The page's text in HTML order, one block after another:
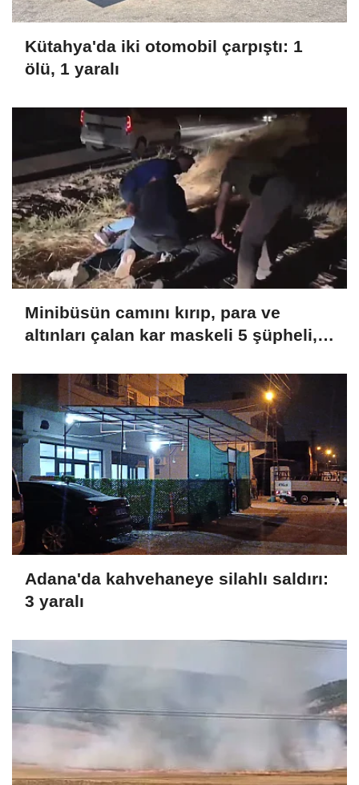
Kütahya'da iki otomobil çarpıştı: 1
ölü, 1 yaralı
Minibüsün camını kırıp, para ve
altınları çalan kar maskeli 5 şüpheli, 3
yakalandı
Adana'da kahvehaneye silahlı saldırı:
3 yaralı